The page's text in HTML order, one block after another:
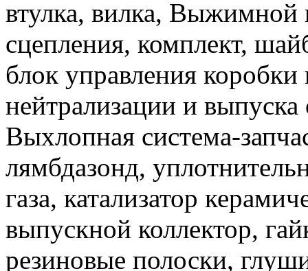
втулка, вилка,
сцепления, комплект,
блок управления
нейтрализации и
Выхлопная система-
лямбдазонд,
газа, катализатор
выпускной коллектор,
резиновые полоски,